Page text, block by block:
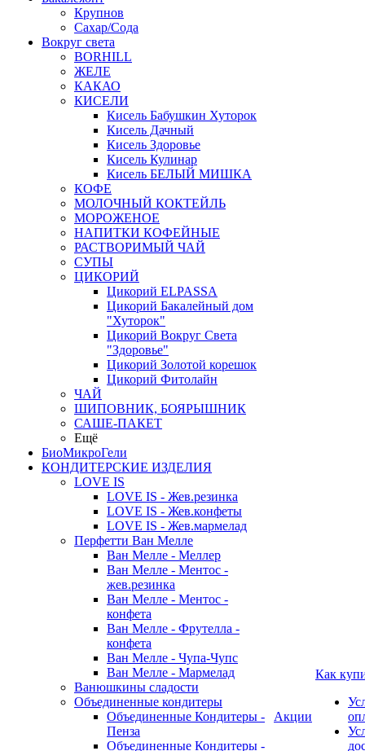
Крупнов
Сахар/Сода
Вокруг света
BORHILL
ЖЕЛЕ
КАКАО
КИСЕЛИ
Кисель Бабушкин Хуторок
Кисель Дачный
Кисель Здоровье
Кисель Кулинар
Кисель БЕЛЫЙ МИШКА
КОФЕ
МОЛОЧНЫЙ КОКТЕЙЛЬ
МОРОЖЕНОЕ
НАПИТКИ КОФЕЙНЫЕ
РАСТВОРИМЫЙ ЧАЙ
СУПЫ
ЦИКОРИЙ
Цикорий ELPASSA
Цикорий Бакалейный дом
"Хуторок"
Цикорий Вокруг Света
"Здоровье"
Цикорий Золотой корешок
Цикорий Фитолайн
ЧАЙ
ШИПОВНИК, БОЯРЫШНИК
САШЕ-ПАКЕТ
Ещё
БиоМикроГели
КОНДИТЕРСКИЕ ИЗДЕЛИЯ
LOVE IS
LOVE IS - Жев.резинка
LOVE IS - Жев.конфеты
LOVE IS - Жев.мармелад
Перфетти Ван Мелле
Ван Мелле - Меллер
Ван Мелле - Ментос -
жев.резинка
Ван Мелле - Ментос -
конфета
Ван Мелле - Фрутелла -
конфета
Ван Мелле - Чупа-Чупс
Ван Мелле - Мармелад
Ванюшкины сладости
Объединенные кондитеры
Объединенные Кондитеры -
Пенза
Объединенные Кондитеры -
Акции
Как